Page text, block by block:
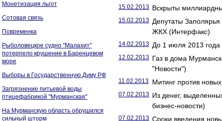
Монетизация льгот
Сотовая связь
Повременка
Рыболовецкое судно "Малахит"
потерпело крушение в Баренцевом
море
Выборы в Государственную Думу РФ
Загрязнение питьевой воды
птицефабрикой "Мурманская"
На Мурманскую область обрушился
сильный шторм
15.02.2013 Вскрыты
15.02.2013 Депутаты
ЖКХ (Интерфакс)
14.02.2013 До 1 июля 2013
12.02.2013 Газ в дома
"Новости")
11.02.2013 Митинг против
07.02.2013 Из денег,
бизнес-новости)
07.02.2013 Сроки введения